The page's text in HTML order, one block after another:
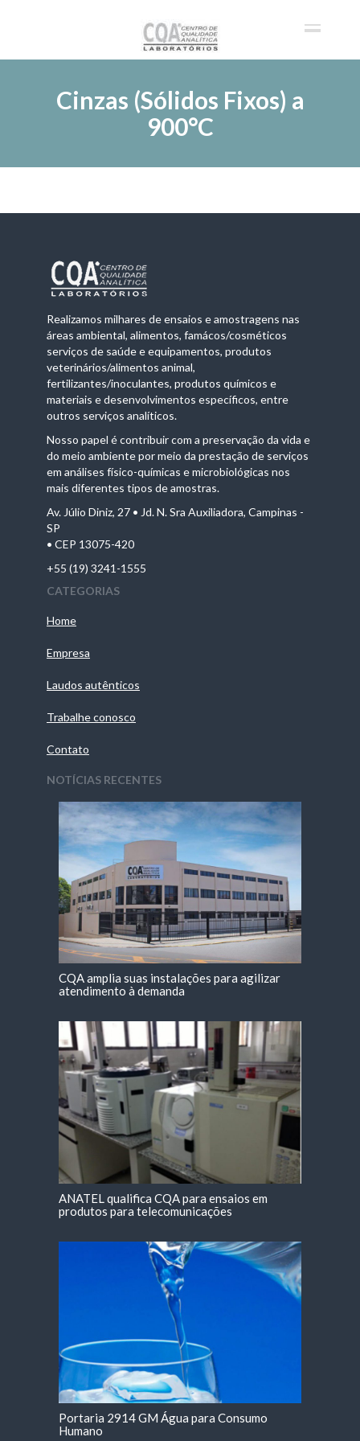
Cinzas (Sólidos Fixos) a
900°C
Realizamos milhares de ensaios e amostragens nas
áreas ambiental, alimentos, famácos/cosméticos
serviços de saúde e equipamentos, produtos
veterinários/alimentos animal,
fertilizantes/inoculantes, produtos químicos e
materiais e desenvolvimentos específicos, entre
outros serviços analíticos.
Nosso papel é contribuir com a preservação da vida e
do meio ambiente por meio da prestação de serviços
em análises físico-químicas e microbiológicas nos
mais diferentes tipos de amostras.
Av. Júlio Diniz, 27 • Jd. N. Sra Auxiliadora, Campinas -
SP
• CEP 13075-420
+55 (19) 3241-1555
CATEGORIAS
Home
Empresa
Laudos autênticos
Trabalhe conosco
Contato
NOTÍCIAS RECENTES
CQA amplia suas instalações para agilizar
atendimento à demanda
ANATEL qualifica CQA para ensaios em
produtos para telecomunicações
Portaria 2914 GM Água para Consumo
Humano